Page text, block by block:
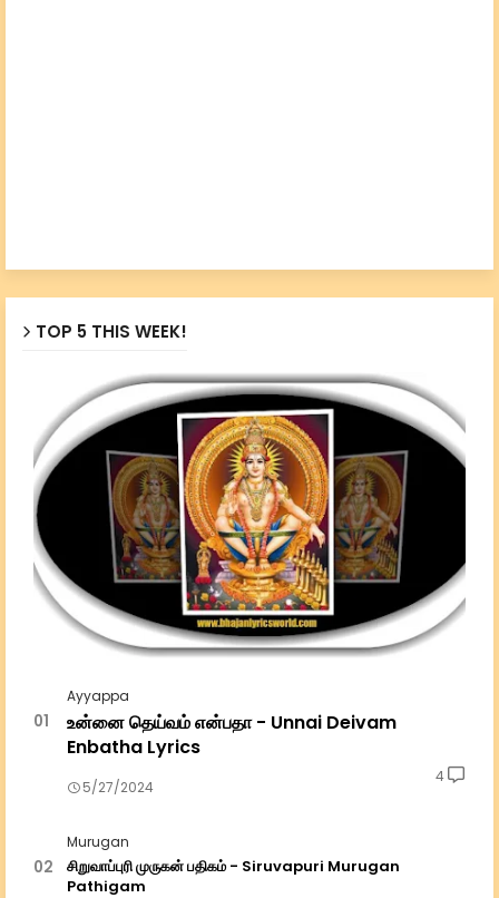
TOP 5 THIS WEEK!
Ayyappa
உன்னை தெய்வம் என்பதா - Unnai Deivam
Enbatha Lyrics
5/27/2024
4
Murugan
சிறுவாப்புரி முருகன் பதிகம் - Siruvapuri Murugan
Pathigam